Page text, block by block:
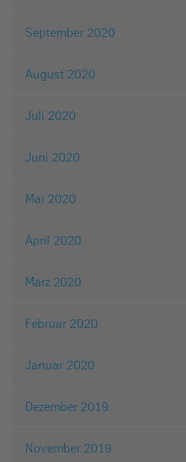
September 2020
August 2020
Juli 2020
Juni 2020
Mai 2020
April 2020
März 2020
Februar 2020
Januar 2020
Dezember 2019
November 2019